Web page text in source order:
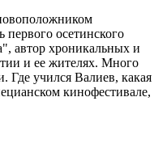
осетинского
автор хроникальных и
и ее жителях. Много
Где учился Валиев, какая
кинофестивале,